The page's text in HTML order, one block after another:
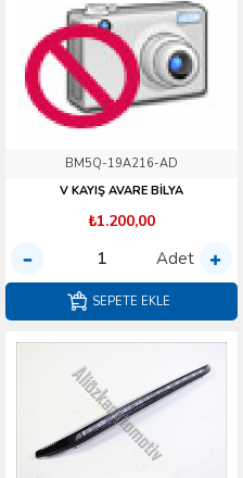
BM5Q-19A216-AD
V KAYIŞ AVARE BİLYA
₺1.200,00
Adet
SEPETE EKLE